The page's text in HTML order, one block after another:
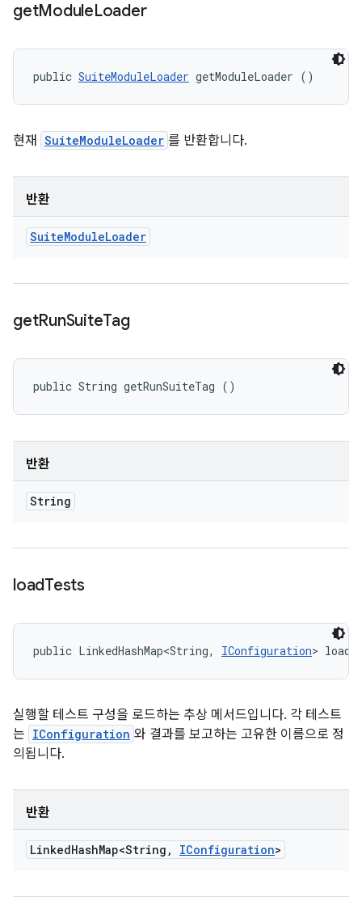
getModuleLoader
public SuiteModuleLoader getModuleLoader ()
현재 SuiteModuleLoader 를 반환합니다.
반환
SuiteModuleLoader
getRunSuiteTag
public String getRunSuiteTag ()
반환
String
loadTests
public LinkedHashMap<String, IConfiguration>
실행할 테스트 구성을 로드하는 추상 메서드입니다. 각 테스트
는 IConfiguration 와 결과를 보고하는 고유한 이름으로 정
의됩니다.
반환
LinkedHashMap<String , IConfiguration>